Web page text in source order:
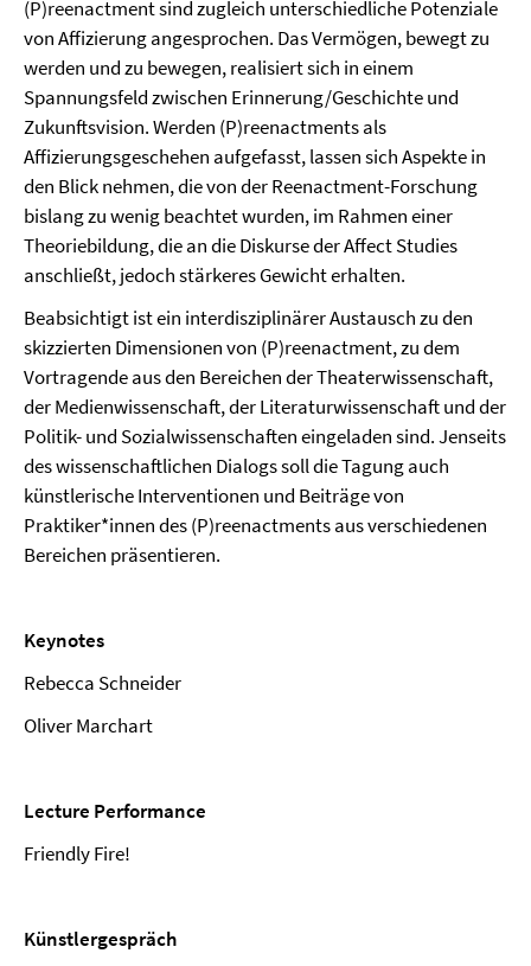
(P)reenactment sind zugleich unterschiedliche Potenziale
von Affizierung angesprochen. Das Vermögen, bewegt zu
werden und zu bewegen, realisiert sich in einem
Spannungsfeld zwischen Erinnerung/Geschichte und
Zukunftsvision. Werden (P)reenactments als
Affizierungsgeschehen aufgefasst, lassen sich Aspekte in
den Blick nehmen, die von der Reenactment-Forschung
bislang zu wenig beachtet wurden, im Rahmen einer
Theoriebildung, die an die Diskurse der Affect Studies
anschließt, jedoch stärkeres Gewicht erhalten.
Beabsichtigt ist ein interdisziplinärer Austausch zu den
skizzierten Dimensionen von (P)reenactment, zu dem
Vortragende aus den Bereichen der Theaterwissenschaft,
der Medienwissenschaft, der Literaturwissenschaft und der
Politik- und Sozialwissenschaften eingeladen sind. Jenseits
des wissenschaftlichen Dialogs soll die Tagung auch
künstlerische Interventionen und Beiträge von
Praktiker*innen des (P)reenactments aus verschiedenen
Bereichen präsentieren.
Keynotes
Rebecca Schneider
Oliver Marchart
Lecture Performance
Friendly Fire!
Künstlergespräch